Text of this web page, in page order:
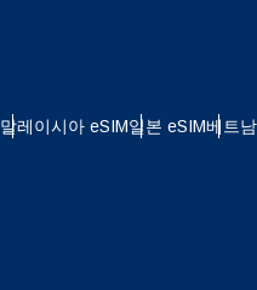
말레이시아 eSIM일본 eSIM베트